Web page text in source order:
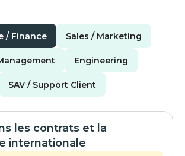
/ Finance Sales / Marketing
Engineering
SAV / Support Client
les contrats et la
internationale